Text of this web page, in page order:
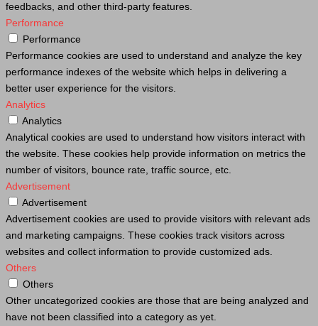
feedbacks, and other third-party features.
Performance
Performance
Performance cookies are used to understand and analyze the key
performance indexes of the website which helps in delivering a
better user experience for the visitors.
Analytics
Analytics
Analytical cookies are used to understand how visitors interact with
the website. These cookies help provide information on metrics the
number of visitors, bounce rate, traffic source, etc.
Advertisement
Advertisement
Advertisement cookies are used to provide visitors with relevant ads
and marketing campaigns. These cookies track visitors across
websites and collect information to provide customized ads.
Others
Others
Other uncategorized cookies are those that are being analyzed and
have not been classified into a category as yet.